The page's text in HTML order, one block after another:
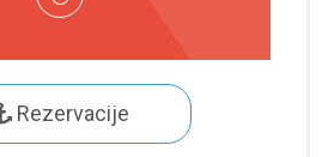
Rezervacije